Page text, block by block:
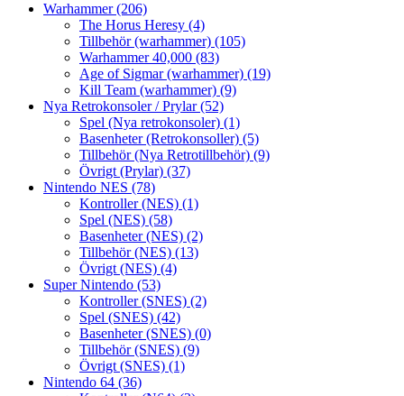
Warhammer(206)
The Horus Heresy (4)
Tillbehör (warhammer) (105)
Warhammer 40,000 (83)
Age of Sigmar (warhammer) (19)
Kill Team (warhammer) (9)
Nya Retrokonsoler / Prylar(52)
Spel (Nya retrokonsoler) (1)
Basenheter (Retrokonsoller) (5)
Tillbehör (Nya Retrotillbehör) (9)
Övrigt (Prylar) (37)
Nintendo NES (78)
Kontroller (NES) (1)
Spel (NES) (58)
Basenheter (NES) (2)
Tillbehör (NES) (13)
Övrigt (NES) (4)
Super Nintendo (53)
Kontroller (SNES) (2)
Spel (SNES) (42)
Basenheter (SNES) (0)
Tillbehör (SNES) (9)
Övrigt (SNES) (1)
Nintendo 64 (36)